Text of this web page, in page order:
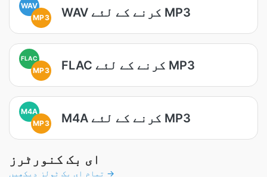
WAV
MP3
WAV کرنے کے لئے MP3
FLAC
MP3 FLAC کرنے کے لئے MP3
M4A
MP3
M4A کرنے کے لئے MP3
ای بک کنورٹرز
تمام ای بک ٹولز دیکھیں →